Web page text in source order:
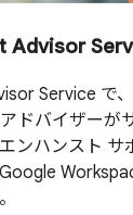
Advisor
Service で
ドバイザーが
ンハンスト